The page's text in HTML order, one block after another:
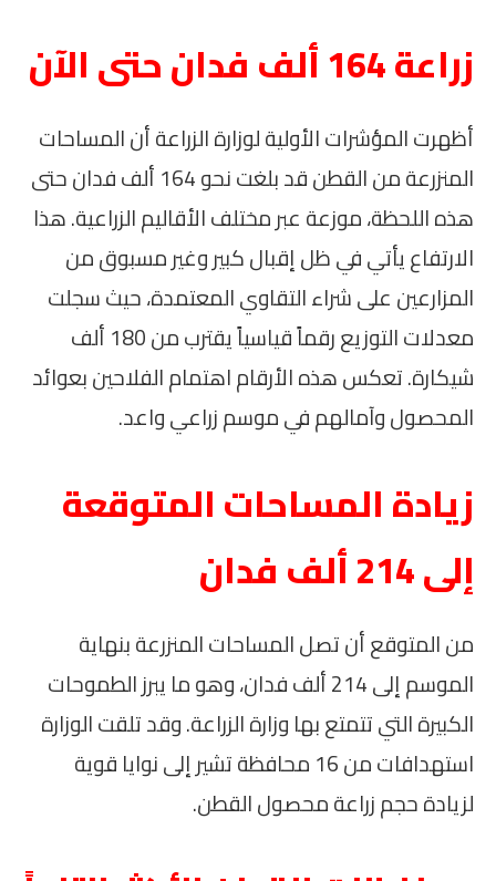
زراعة 164 ألف فدان حتى الآن
أظهرت المؤشرات الأولية لوزارة الزراعة أن المساحات
المنزرعة من القطن قد بلغت نحو 164 ألف فدان حتى
هذه اللحظة، موزعة عبر مختلف الأقاليم الزراعية. هذا
الارتفاع يأتي في ظل إقبال كبير وغير مسبوق من
المزارعين على شراء التقاوي المعتمدة، حيث سجلت
معدلات التوزيع رقماً قياسياً يقترب من 180 ألف
شيكارة. تعكس هذه الأرقام اهتمام الفلاحين بعوائد
المحصول وآمالهم في موسم زراعي واعد.
زيادة المساحات المتوقعة
إلى 214 ألف فدان
من المتوقع أن تصل المساحات المنزرعة بنهاية
الموسم إلى 214 ألف فدان، وهو ما يبرز الطموحات
الكبيرة التي تتمتع بها وزارة الزراعة. وقد تلقت الوزارة
استهدافات من 16 محافظة تشير إلى نوايا قوية
لزيادة حجم زراعة محصول القطن.